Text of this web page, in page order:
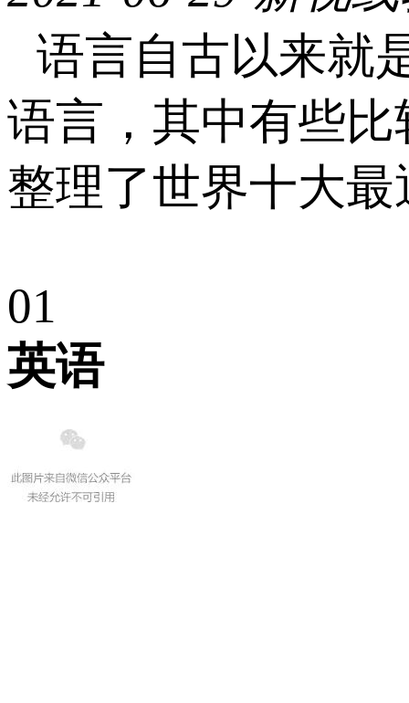
语言自古以来就
语言，其中有些
整理了世界十大
01
英语